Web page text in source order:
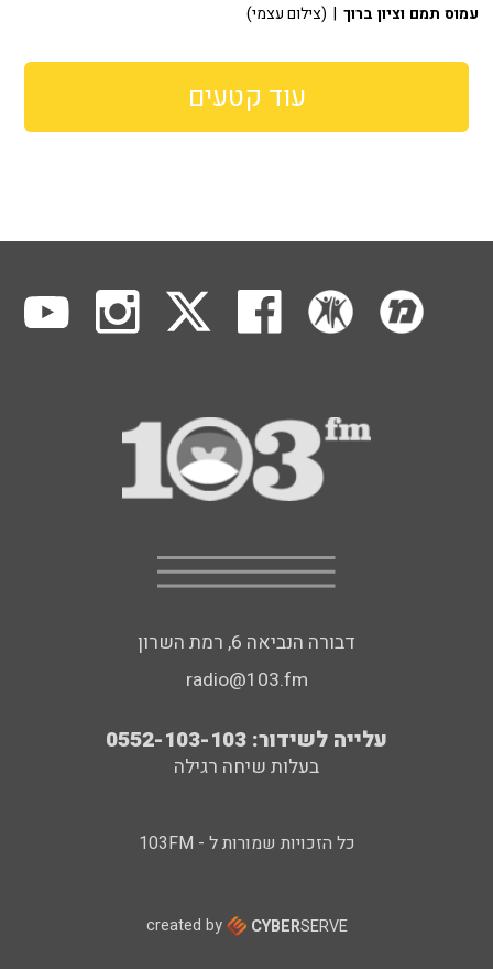
עמוס תמם וציון ברוך | (צילום עצמי)
עוד קטעים
דבורה הנביאה 6, רמת השרון
radio@103.fm
עלייה לשידור: 0552-103-103
בעלות שיחה רגילה
כל הזכויות שמורות ל - 103FM
created by CYBERSERVE